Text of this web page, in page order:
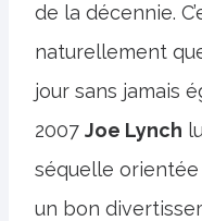
de la décennie.
naturellement
jour sans jamais
2007 Joe Lynch
séquelle
un bon